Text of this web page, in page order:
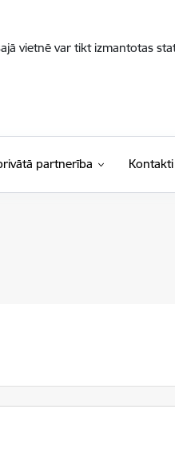
vietnē var tikt izmantotas
partnerība Kontakti